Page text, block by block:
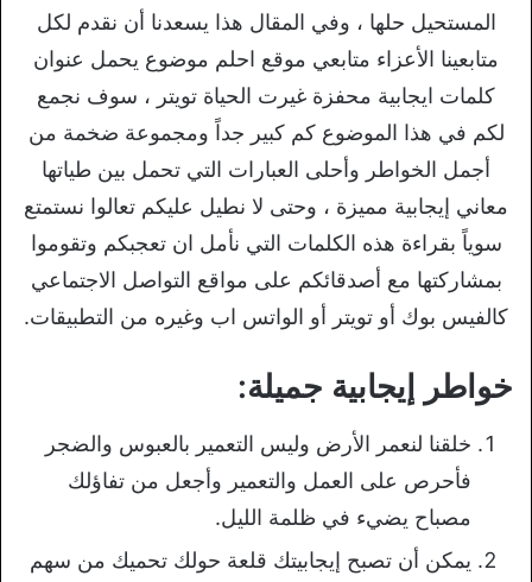
المستحيل حلها ، وفي المقال هذا يسعدنا أن نقدم لكل
متابعينا الأعزاء متابعي موقع احلم موضوع يحمل عنوان
كلمات ايجابية محفزة غيرت الحياة تويتر ، سوف نجمع
لكم في هذا الموضوع كم كبير جداً ومجموعة ضخمة من
أجمل الخواطر وأحلى العبارات التي تحمل بين طياتها
معاني إيجابية مميزة ، وحتى لا نطيل عليكم تعالوا نستمتع
سوياً بقراءة هذه الكلمات التي نأمل ان تعجبكم وتقوموا
بمشاركتها مع أصدقائكم على مواقع التواصل الاجتماعي
كالفيس بوك أو تويتر أو الواتس اب وغيره من التطبيقات.
خواطر إيجابية جميلة:
خلقنا لنعمر الأرض وليس التعمير بالعبوس والضجر
فأحرص على العمل والتعمير وأجعل من تفاؤلك
مصباح يضيء في ظلمة الليل.
يمكن أن تصبح إيجابيتك قلعة حولك تحميك من سهم